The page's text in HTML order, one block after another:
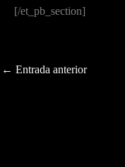
[/et_pb_section]
← Entrada anterior